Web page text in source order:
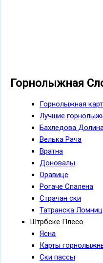
Горнолыжная
Горнолыжная
Лучшие
Бахледова
Велька Рача
Вратна
Доновалы
Оравице
Рогаче Спалена
Страчан ски
Татранска
Штрбске Плесо
Ясна
Карты
Ски пассы